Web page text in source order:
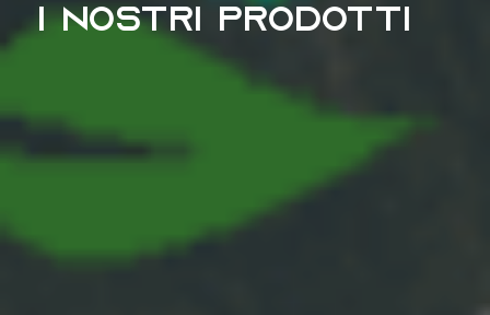
I nostri prodotti